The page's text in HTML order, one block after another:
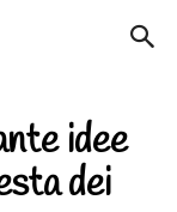
idee
dei